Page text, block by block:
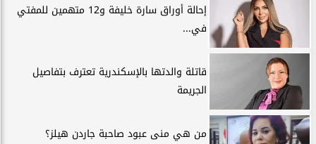
إحالة أوراق سارة خليفة و12 متهمين للمفتي
في...
قاتلة والدتها بالإسكندرية تعترف بتفاصيل
الجريمة
من هي منى عبود صاحبة جاردن هيلز؟